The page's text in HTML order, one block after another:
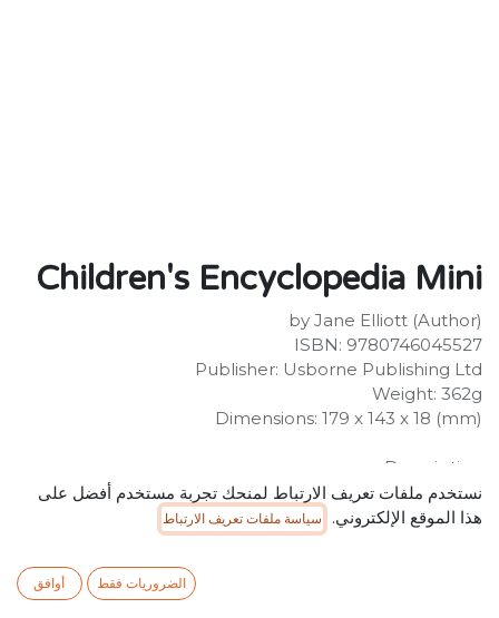
Children's Encyclopedia Mini
by Jane Elliott (Author)
ISBN: 9780746045527
Publisher: Usborne Publishing Ltd
Weight: 362g
Dimensions: 179 x 143 x 18 (mm)
Description:
Friendly and accessible encyclopedia packed with
amazing facts. Topics range from Planet Earth, plants
and animals, to famous people and discoveries.
Colourfully illustrated with clearly written explanations.
نستخدم ملفات تعريف الارتباط لمنحك تجربة مستخدم أفضل على
هذا الموقع الإلكتروني.
سياسة ملفات تعريف الارتباط
الضروريات فقط أوافق